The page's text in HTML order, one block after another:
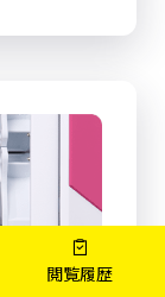
閲覧履歴